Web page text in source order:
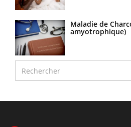
Maladie de
amyotrophique)